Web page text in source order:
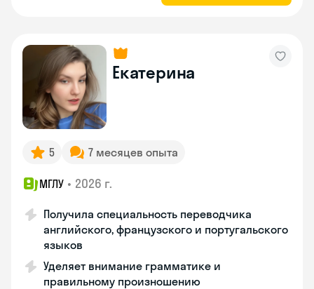
Екатерина
5 7 месяцев опыта
МГЛУ • 2026 г.
Получила специальность переводчика
английского, французского и португальского
языков
Уделяет внимание грамматике и
правильному произношению